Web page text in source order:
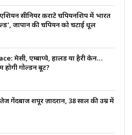
सीनियर कराटे चैंपियनशिप में भारत
जापान की चैंपियन को चटाई धूल
मेसी, एम्बाप्पे, हालैंड या हैरी केन…
होगी गोल्डन बूट?
गेंदबाज शपूर ज़ादरान, 38 साल की उम्र में